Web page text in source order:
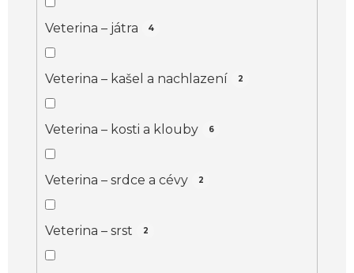
Veterina – játra 4
Veterina – kašel a nachlazení 2
Veterina – kosti a klouby 6
Veterina – srdce a cévy 2
Veterina – srst 2